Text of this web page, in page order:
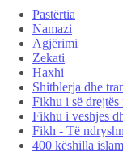
Pastërtia
Namazi
Agjërimi
Zekati
Haxhi
Shitblerja dhe
Fikhu i së drejtës
Fikhu i veshjes
Fikh - Të
400 këshilla